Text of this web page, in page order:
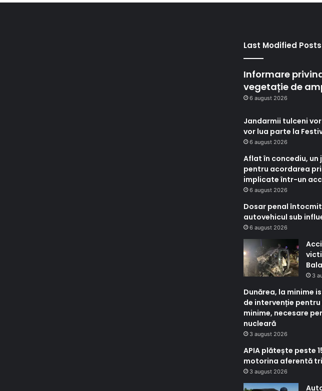
Last Modified Posts
Informare
vegetație de
6 august 2026
Jandarmii tulceni
vor lua parte la
6 august 2026
Aflat în concediu,
pentru acordarea
implicate într-un
6 august 2026
Dosar penal
autovehicul sub
6 august 2026
3
Dunărea, la minime
de intervenție
minime, necesare
nucleară
3 august 2026
APIA plătește peste
motorina aferentă
3 august 2026